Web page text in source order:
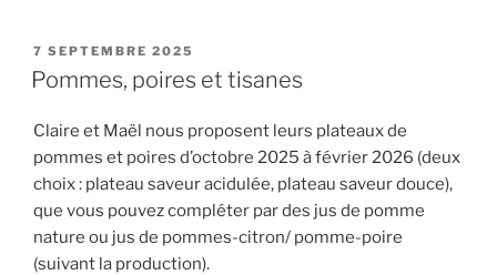
PUBLIÉ
LE
7 SEPTEMBRE 2025
Pommes, poires et tisanes
Claire et Maël nous proposent leurs plateaux de
pommes et poires d’octobre 2025 à février 2026 (deux
choix : plateau saveur acidulée, plateau saveur douce),
que vous pouvez compléter par des jus de pomme
nature ou jus de pommes-citron/ pomme-poire
(suivant la production).